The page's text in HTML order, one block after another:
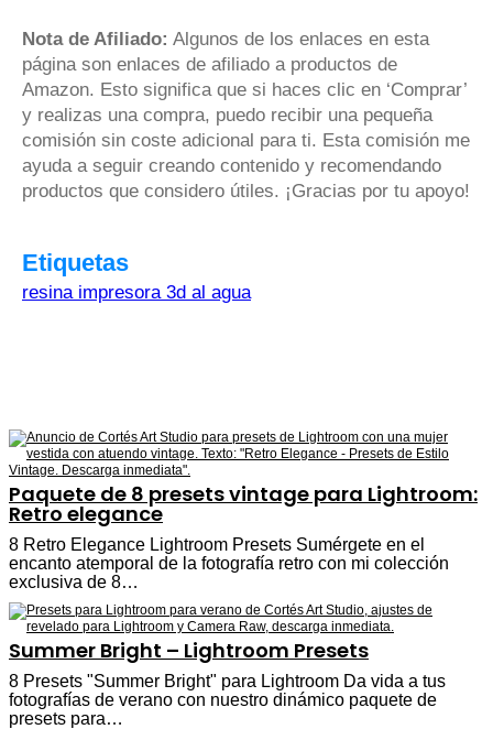
Nota de Afiliado: Algunos de los enlaces en esta
página son enlaces de afiliado a productos de
Amazon. Esto significa que si haces clic en ‘Comprar’
y realizas una compra, puedo recibir una pequeña
comisión sin coste adicional para ti. Esta comisión me
ayuda a seguir creando contenido y recomendando
productos que considero útiles. ¡Gracias por tu apoyo!
Etiquetas
resina impresora 3d al agua
Paquete de 8 presets vintage para Lightroom:
Retro elegance
8 Retro Elegance Lightroom Presets Sumérgete en el
encanto atemporal de la fotografía retro con mi colección
exclusiva de 8…
Summer Bright – Lightroom Presets
8 Presets "Summer Bright" para Lightroom Da vida a tus
fotografías de verano con nuestro dinámico paquete de
presets para…